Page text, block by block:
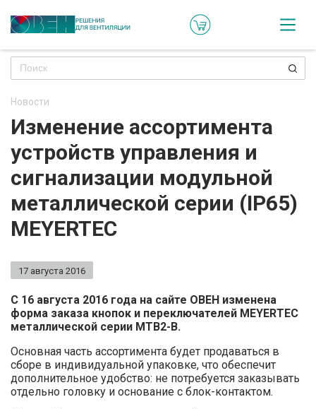
Новости
Изменение ассортимента
устройств управления и
сигнализации модульной
металлической серии (IP65)
MEYERTEC
17 августа 2016
С 16 августа 2016 года на сайте ОВЕН изменена
форма заказа кнопок и переключателей MEYERTEC
металлической серии MTB2-B.
Основная часть ассортимента будет продаваться в
сборе в индивидуальной упаковке, что обеспечит
дополнительное удобство: не потребуется заказывать
отдельно головку и основание с блок-контактом.